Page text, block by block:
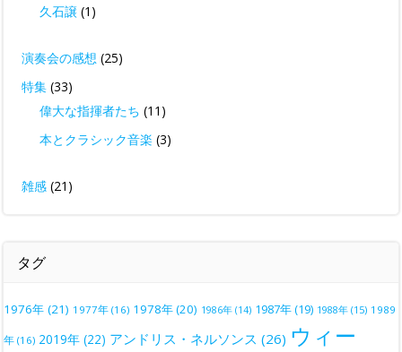
久石譲 (1)
演奏会の感想 (25)
特集 (33)
偉大な指揮者たち (11)
本とクラシック音楽 (3)
雑感 (21)
タグ
1976年 (21) 1977年 (16) 1978年(20) 1986年 (14) 1987年(19) 1988年 (15) 1989
年 (16) 2019年 (22) アンドリス・ネルソンス (26) ウィー